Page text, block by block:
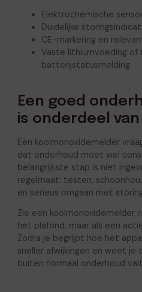
Elektrochemische
Duidelijke
CE-markering en
Vaste lithiumvoeding of
batterijstatusmelding
Een goed
is onderdeel
Een koolmonoxidemelder
dat onderhoud moet wel
belangrijkste stap is niet
regelmaat: testen,
en serieus omgaan met
Zie een koolmonoxidemelder
het plafond, maar als een
Zodra je begrijpt hoe het
sneller afwijkingen en weet je
buiten normaal onderhoud